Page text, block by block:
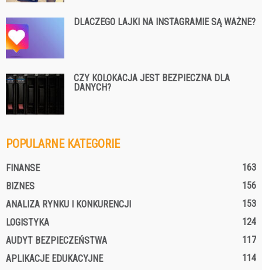
DLACZEGO LAJKI NA INSTAGRAMIE SĄ WAŻNE?
CZY KOLOKACJA JEST BEZPIECZNA DLA
DANYCH?
POPULARNE KATEGORIE
FINANSE
163
BIZNES
156
ANALIZA RYNKU I KONKURENCJI
153
LOGISTYKA
124
AUDYT BEZPIECZEŃSTWA
117
APLIKACJE EDUKACYJNE
114